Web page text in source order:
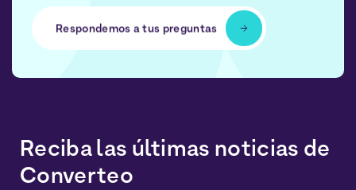
Respondemos a tus preguntas
Reciba las últimas noticias de
Converteo